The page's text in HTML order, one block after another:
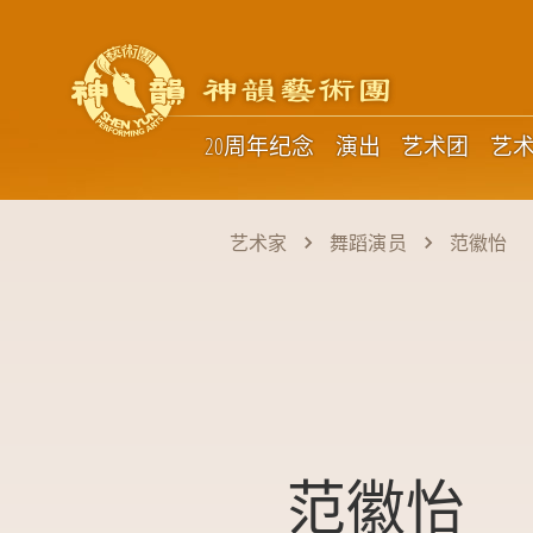
20周年纪念 演出 艺术团 艺
艺术家 舞蹈演员 范徽怡
范徽怡